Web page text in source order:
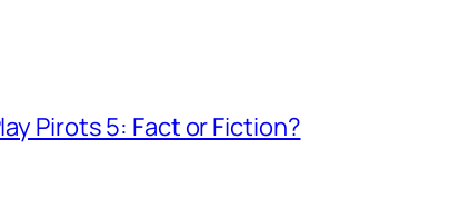
Pirots 5: Fact or Fiction?